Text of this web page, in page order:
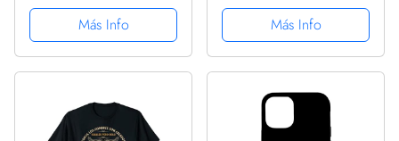
Regalo Camiseta
Más Info
CamisetaMás Info